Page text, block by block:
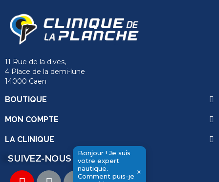
Bonjour ! Je suis
votre expert
nautique.
Comment puis-je ×
11 Rue de la dives,
4 Place de la demi-lune
14000 Caen
BOUTIQUE
MON COMPTE
LA CLINIQUE
SUIVEZ-NOUS